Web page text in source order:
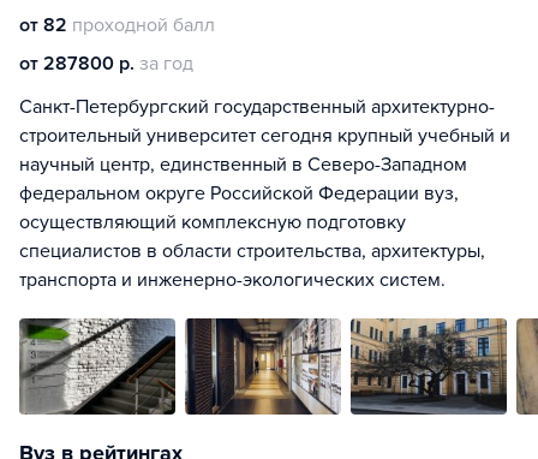
от 82 проходной балл
от 287800 р. за год
Санкт-Петербургский государственный архитектурно-
строительный университет сегодня крупный учебный и
научный центр, единственный в Северо-Западном
федеральном округе Российской Федерации вуз,
осуществляющий комплексную подготовку
специалистов в области строительства, архитектуры,
транспорта и инженерно-экологических систем.
Вуз в рейтингах